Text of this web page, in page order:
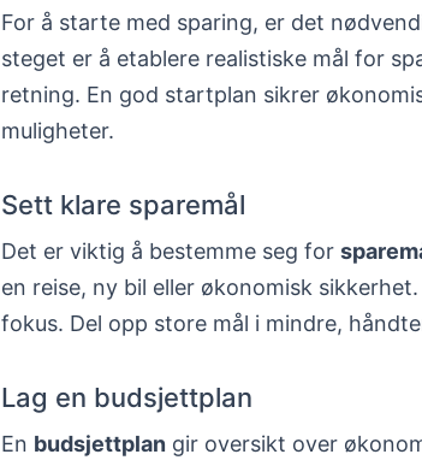
For å starte med sparing, er det
steget er å etablere realistiske mål for
retning. En god startplan sikrer
muligheter.
Sett klare sparemål
Det er viktig å bestemme seg for
en reise, ny bil eller økonomisk
fokus. Del opp store mål i mindre,
Lag en budsjettplan
En budsjettplan gir oversikt over